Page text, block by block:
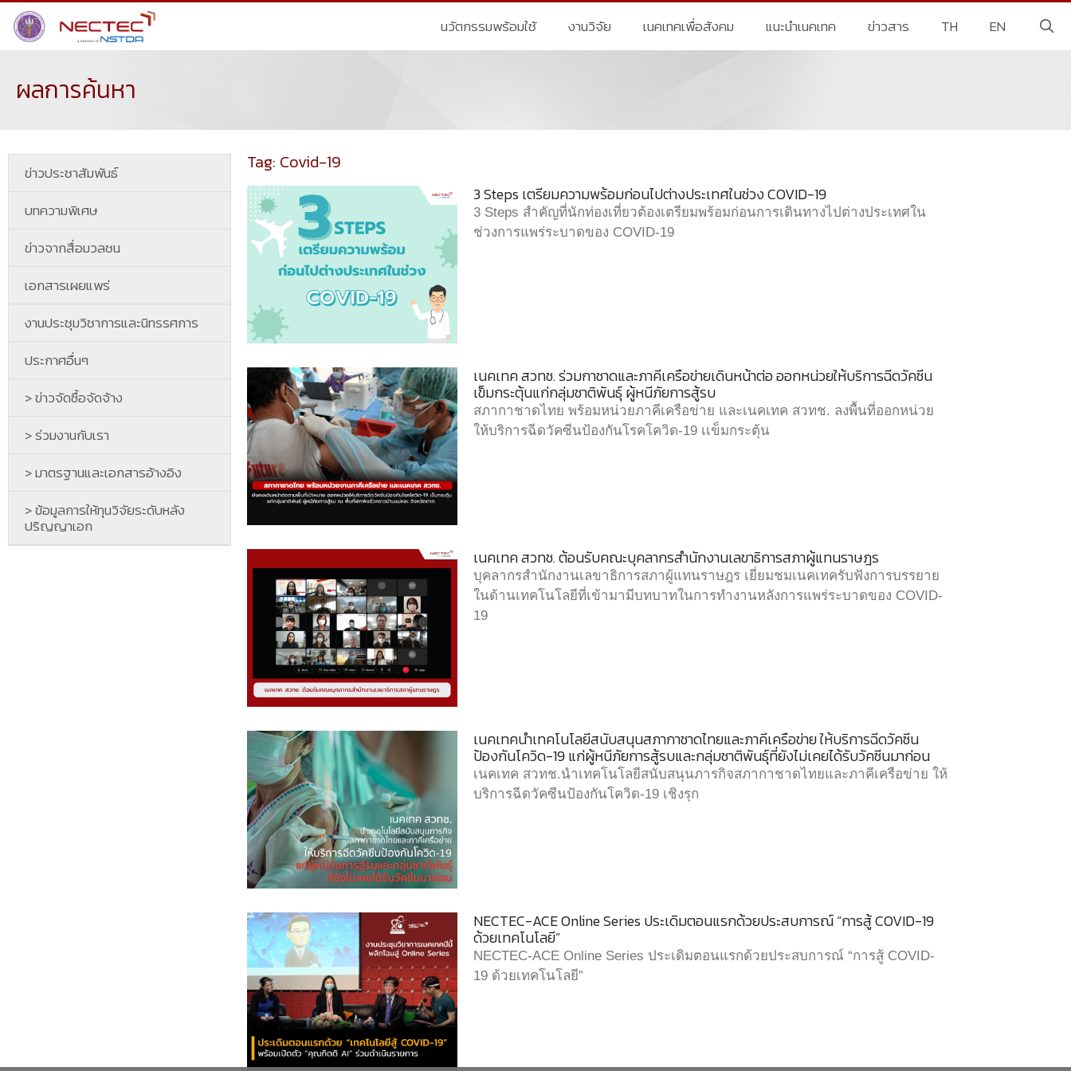
นวัตกรรมพร้อมใช้ งานวิจัย เนคเทคเพื่อสังคม แนะนำเนคเทค ข่าวสาร TH EN
ผลการค้นหา
ข่าวประชาสัมพันธ์
บทความพิเศษ
ข่าวจากสื่อมวลชน
เอกสารเผยแพร่
งานประชุมวิชาการและนิทรรศการ
ประกาศอื่นๆ
> ข่าวจัดซื้อจัดจ้าง
> ร่วมงานกับเรา
> มาตรฐานและเอกสารอ้างอิง
> ข้อมูลการให้ทุนวิจัยระดับหลัง
ปริญญาเอก
Tag: Covid-19
3 Steps เตรียมความพร้อมก่อนไปต่างประเทศในช่วง COVID-19
3 Steps สำคัญที่นักท่องเที่ยวต้องเตรียมพร้อมก่อนการเดินทางไปต่างประเทศใน
ช่วงการแพร่ระบาดของ COVID-19
เนคเทค สวทช. ร่วมกาชาดและภาคีเครือข่ายเดินหน้าต่อ ออกหน่วยให้บริการฉีดวัคซีน
เข็มกระตุ้นแก่กลุ่มชาติพันธ์ุ ผู้หนีภัยการสู้รบ
สภากาชาดไทย พร้อมหน่วยภาคีเครือข่าย และเนคเทค สวทช. ลงพื้นที่ออกหน่วย
ให้บริการฉีดวัคซีนป้องกันโรคโควิด-19 เเข็มกระตุ้น
เนคเทค สวทช. ต้อนรับคณะบุคลากรสำนักงานเลขาธิการสภาผู้แทนราษฎร
บุคลากรสำนักงานเลขาธิการสภาผู้แทนราษฎร เยี่ยมชมเนคเทครับฟังการบรรยาย
ในด้านเทคโนโลยีที่เข้ามามีบทบาทในการทำงานหลังการแพร่ระบาดของ COVID-
19
เนคเทคนำเทคโนโลยีสนับสนุนสภากาชาดไทยและภาคีเครือข่าย ให้บริการฉีดวัคซีน
ป้องกันโควิด-19 แก่ผู้หนีภัยการสู้รบและกลุ่มชาติพันธุ์ที่ยังไม่เคยได้รับวัคซีนมาก่อน
เนคเทค สวทช.นำเทคโนโลยีสนับสนุนภารกิจสภากาชาดไทยและภาคีเครือข่าย ให้
บริการฉีดวัคซีนป้องกันโควิด-19 เชิงรุก
NECTEC-ACE Online Series ประเดิมตอนแรกด้วยประสบการณ์ “การสู้ COVID-19
ด้วยเทคโนโลยี”
NECTEC-ACE Online Series ประเดิมตอนแรกด้วยประสบการณ์ “การสู้ COVID-
19 ด้วยเทคโนโลยี”